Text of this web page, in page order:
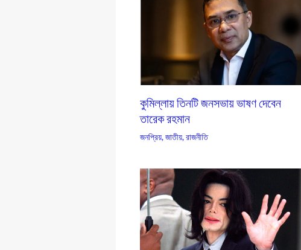
কুমিল্লায় তিনটি জনসভায় ভাষণ দেবেন
তারেক রহমান
জনপ্রিয়,জাতীয়,রাজনীতি